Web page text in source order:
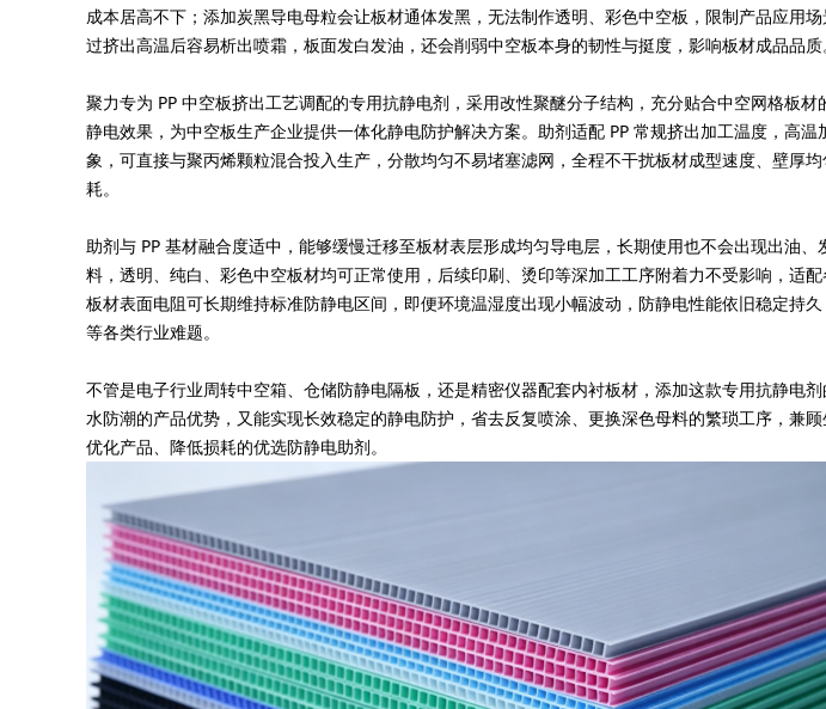
成本居高不下；添加炭黑导电母粒会让板材通体发黑，无法制作透明、彩色中空板，限制产品应用
过挤出高温后容易析出喷霜，板面发白发油，还会削弱中空板本身的韧性与挺度，影响板材成品品质
聚力专为 PP 中空板挤出工艺调配的专用抗静电剂，采用改性聚醚分子结构，充分贴合中空网格板
静电效果，为中空板生产企业提供一体化静电防护解决方案。助剂适配 PP 常规挤出加工温度，高
象，可直接与聚丙烯颗粒混合投入生产，分散均匀不易堵塞滤网，全程不干扰板材成型速度、壁厚
耗。
助剂与 PP 基材融合度适中，能够缓慢迁移至板材表层形成均匀导电层，长期使用也不会出现出油
料，透明、纯白、彩色中空板材均可正常使用，后续印刷、烫印等深加工工序附着力不受影响，适
板材表面电阻可长期维持标准防静电区间，即便环境温湿度出现小幅波动，防静电性能依旧稳定持
等各类行业难题。
不管是电子行业周转中空箱、仓储防静电隔板，还是精密仪器配套内衬板材，添加这款专用抗静电
水防潮的产品优势，又能实现长效稳定的静电防护，省去反复喷涂、更换深色母料的繁琐工序，兼
优化产品、降低损耗的优选防静电助剂。